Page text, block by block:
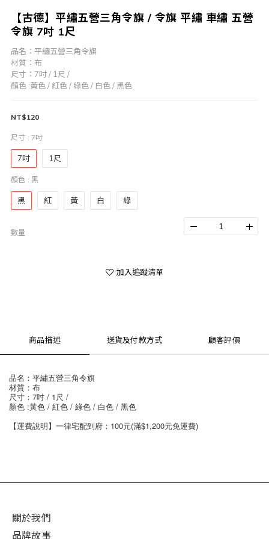
【古德】平繡五營三角令旗 / 令旗 平繡 車繡 五營
令旗 7吋 1尺
品名：平繡五營三角令旗
材質：布
尺寸：7吋 / 1尺 /
顏色 :黃色 / 紅色 / 綠色 / 白色 / 黑色
NT$120
尺寸 : 7吋
7吋 1尺
顏色 : 黑
黑 紅 黃 白 綠
數量
加入追蹤清單
商品描述 送貨及付款方式 顧客評價
品名：平繡五營三角令旗
材質：布
尺寸：7吋 / 1尺 /
顏色 :黃色 / 紅色 / 綠色 / 白色 / 黑色
【運費說明】一律宅配到府：100元(滿$1,200元免運費)
關於我們
品牌故事